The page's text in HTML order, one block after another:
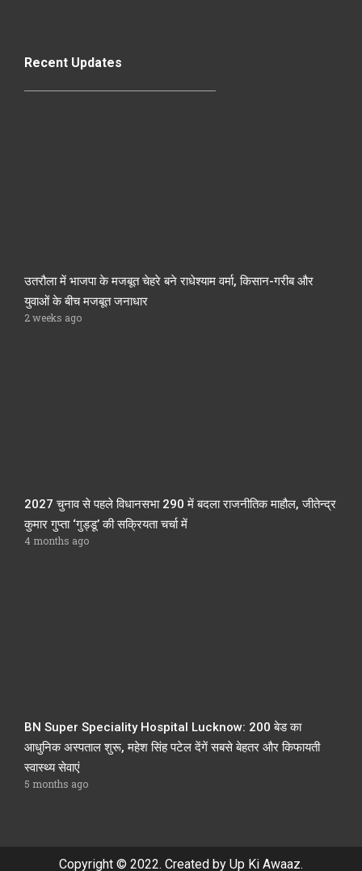
Recent Updates
उतरौला में भाजपा के मजबूत चेहरे बने राधेश्याम वर्मा, किसान-गरीब और
युवाओं के बीच मजबूत जनाधार
2 weeks ago
2027 चुनाव से पहले विधानसभा 290 में बदला राजनीतिक माहौल, जीतेन्द्र
कुमार गुप्ता ‘गुड्डू’ की सक्रियता चर्चा में
4 months ago
BN Super Speciality Hospital Lucknow: 200 बेड का
आधुनिक अस्पताल शुरू, महेश सिंह पटेल देंगें सबसे बेहतर और किफायती
स्वास्थ्य सेवाएं
5 months ago
Copyright © 2022. Created by Up Ki Awaaz.